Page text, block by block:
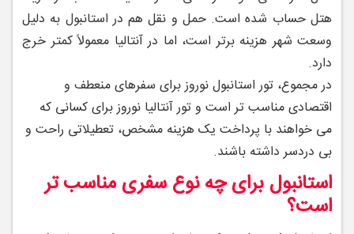
هتل حساب شده است. حمل‌ و نقل هم در استانبول به دلیل
وسعت شهر هزینه ‌برتر است، اما در آنتالیا معمولاً کمتر خرج
دارد.
در مجموع، تور استانبول نوروز برای سفرهای منعطف و
اقتصادی مناسب ‌تر است و تور آنتالیا نوروز برای کسانی که
می ‌خواهند با پرداخت یک هزینه مشخص، تعطیلاتی راحت و
بی‌ دردسر داشته باشند.
استانبول برای چه نوع سفری مناسب ‌تر
است؟